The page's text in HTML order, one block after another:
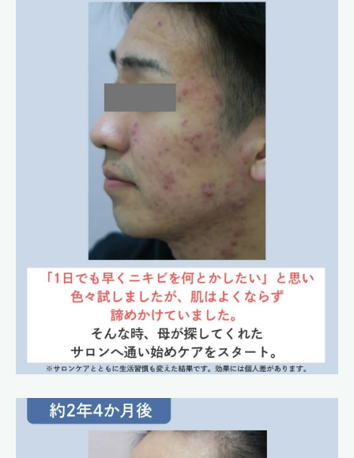
0774-26-8386
神楽整骨院
お問い合わせはこちら ご予約はこちら